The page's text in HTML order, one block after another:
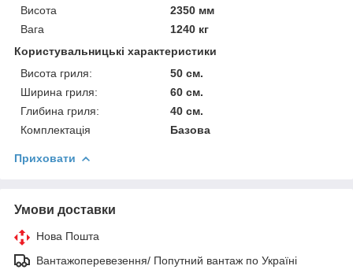
Висота
2350 мм
Вага
1240 кг
Користувальницькі характеристики
Висота гриля:
50 см.
Ширина гриля:
60 см.
Глибина гриля:
40 см.
Комплектація
Базова
Приховати
Умови доставки
Нова Пошта
Вантажоперевезення/ Попутний вантаж по Україні